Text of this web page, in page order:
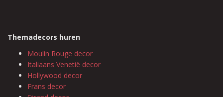
Themadecors huren
Moulin Rouge decor
Italiaans Venetië decor
Hollywood decor
Frans decor